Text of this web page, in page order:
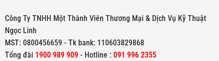
Tra
Công Ty TNHH Một Thành Viên Thương Mại & Dịch Vụ Kỹ Thuật
Ngọc Linh
MST: 0800456659 - Tk bank: 110603829868
Tổng đài 1900 989 909- Hotline : 091 996 2355